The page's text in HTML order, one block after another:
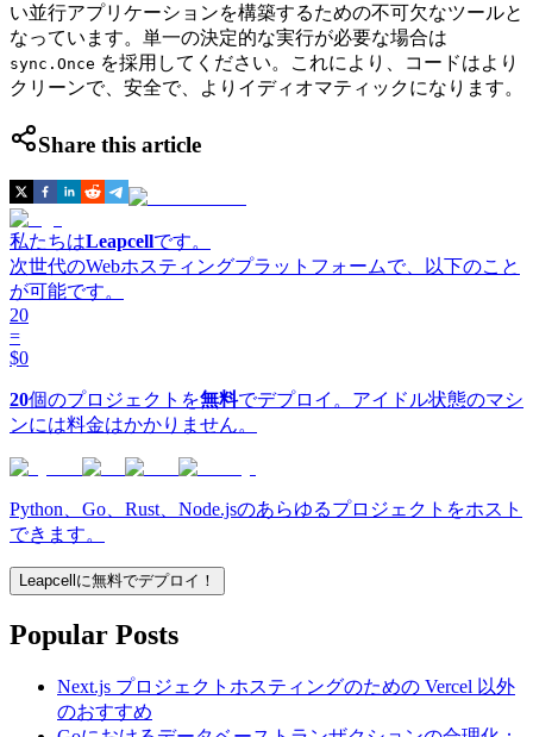
い並行アプリケーションを構築するための不可欠なツールと
なっています。単一の決定的な実行が必要な場合は
sync.Once を採用してください。これにより、コードはより
クリーンで、安全で、よりイディオマティックになります。
Share this article
私たちはLeapcellです。
次世代のWebホスティングプラットフォームで、以下のこと
が可能です。
20
=
$0
20個のプロジェクトを無料でデプロイ。アイドル状態のマシ
ンには料金はかかりません。
Python、Go、Rust、Node.jsのあらゆるプロジェクトをホスト
できます。
Leapcellに無料でデプロイ！
Popular Posts
Next.js プロジェクトホスティングのための Vercel 以外
のおすすめ